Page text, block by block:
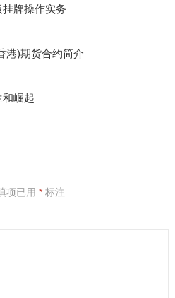
牌操作实务
港)期货合约简介
崛起
项已用 *标注